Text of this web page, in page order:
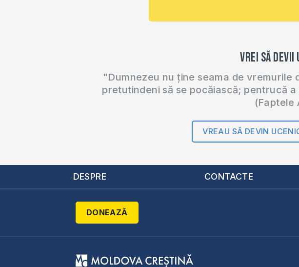
Vrei să
"Dumnezeu nu ține seama de
pretutindeni să se pocăiască; pentrucă
(Faptele
VREAU SĂ DEVIN
DESPRE CONTACTE
DONEAZĂ